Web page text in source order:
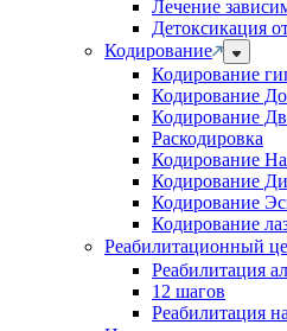
Лечение
Детоксикация
Кодирование
Кодирование
Кодирование
Кодирование
Раскодировка
Кодирование
Кодирование
Кодирование
Кодирование
Реабилитационный
Реабилитация
12 шагов
Реабилитация